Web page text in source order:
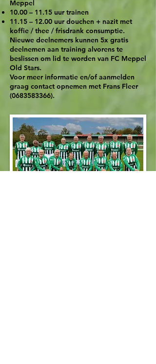
Meppel
10.00 – 11.15 uur trainen
11.15 – 12.00 uur douchen + nazit met
koffie / thee / frisdrank consumptie.
Nieuwe deelnemers kunnen 5x gratis
deelnemen aan training alvorens te
beslissen om lid te worden van FC Meppel
Old Stars.
Voor meer informatie en/of aanmelden
graag contact opnemen met Frans Fleer
(0683583366).